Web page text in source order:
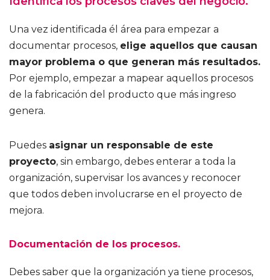
Una vez identificada él área para empezar a
documentar procesos, elige aquellos que causan
mayor problema o que generan más resultados.
Por ejemplo, empezar a mapear aquellos procesos
de la fabricación del producto que más ingreso
genera.
Puedes asignar un responsable de este
proyecto, sin embargo, debes enterar a toda la
organización, supervisar los avances y reconocer
que todos deben involucrarse en el proyecto de
mejora.
Documentación de los procesos.
Debes saber que la organización ya tiene procesos,